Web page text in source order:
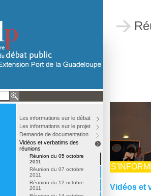
Les informations sur le débat
Les informations sur le projet
Demande de documentation
Vidéos et verbatims des
réunions
Réunion du 05 octobre
2011
Réunion du 07 octobre
2011
Réunion du 12 octobre
2011
Vidéos et